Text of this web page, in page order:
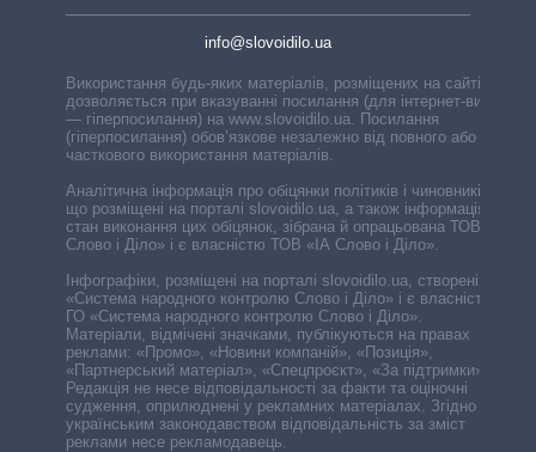
info@slovoidilo.ua
Використання будь-яких матеріалів, розміщених на сайті,
дозволяється при вказуванні посилання (для інтернет-видань
— гіперпосилання) на www.slovoidilo.ua. Посилання
(гіперпосилання) обов’язкове незалежно від повного або
часткового використання матеріалів.
Аналітична інформація про обіцянки політиків і чиновників,
що розміщені на порталі slovoidilo.ua, а також інформація про
стан виконання цих обіцянок, зібрана й опрацьована ТОВ «ІА
Слово і Діло» і є власністю ТОВ «ІА Слово і Діло».
Інфографіки, розміщені на порталі slovoidilo.ua, створені ГО
«Система народного контролю Слово і Діло» і є власністю
ГО «Система народного контролю Слово і Діло».
Матеріали, відмічені значками, публікуються на правах
реклами: «Промо», «Новини компаній», «Позиція»,
«Партнерський матеріал», «Спецпроєкт», «За підтримки».
Редакція не несе відповідальності за факти та оціночні
судження, оприлюднені у рекламних матеріалах. Згідно з
українським законодавством відповідальність за зміст
реклами несе рекламодавець.